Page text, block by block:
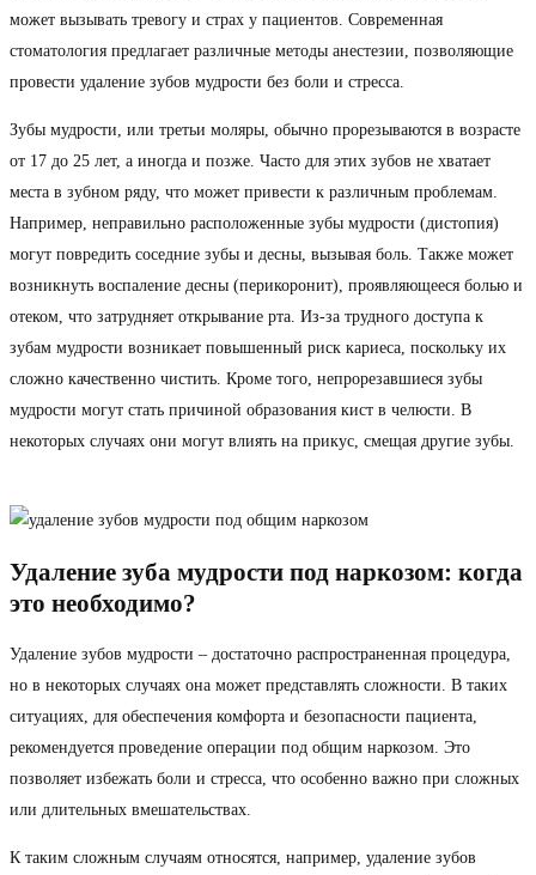
может вызывать тревогу и страх у пациентов. Современная
стоматология предлагает различные методы анестезии, позволяющие
провести удаление зубов мудрости без боли и стресса.
Зубы мудрости, или третьи моляры, обычно прорезываются в возрасте
от 17 до 25 лет, а иногда и позже. Часто для этих зубов не хватает
места в зубном ряду, что может привести к различным проблемам.
Например, неправильно расположенные зубы мудрости (дистопия)
могут повредить соседние зубы и десны, вызывая боль. Также может
возникнуть воспаление десны (перикоронит), проявляющееся болью и
отеком, что затрудняет открывание рта. Из-за трудного доступа к
зубам мудрости возникает повышенный риск кариеса, поскольку их
сложно качественно чистить. Кроме того, непрорезавшиеся зубы
мудрости могут стать причиной образования кист в челюсти. В
некоторых случаях они могут влиять на прикус, смещая другие зубы.
Удаление зуба мудрости под наркозом: когда
это необходимо?
Удаление зубов мудрости – достаточно распространенная процедура,
но в некоторых случаях она может представлять сложности. В таких
ситуациях, для обеспечения комфорта и безопасности пациента,
рекомендуется проведение операции под общим наркозом. Это
позволяет избежать боли и стресса, что особенно важно при сложных
или длительных вмешательствах.
К таким сложным случаям относятся, например, удаление зубов